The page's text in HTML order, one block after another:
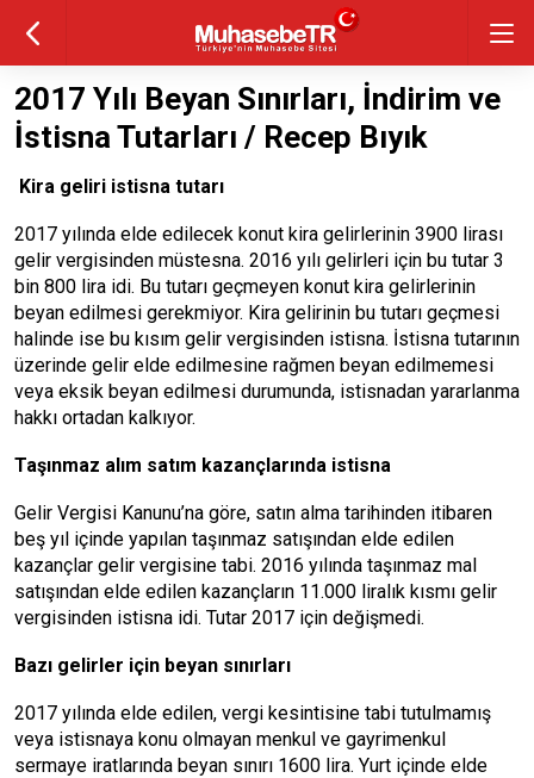
2017 Yılı Beyan Sınırları, İndirim ve
İstisna Tutarları / Recep Bıyık
Kira geliri istisna tutarı
2017 yılında elde edilecek konut kira gelirlerinin 3900 lirası
gelir vergisinden müstesna. 2016 yılı gelirleri için bu tutar 3
bin 800 lira idi. Bu tutarı geçmeyen konut kira gelirlerinin
beyan edilmesi gerekmiyor. Kira gelirinin bu tutarı geçmesi
halinde ise bu kısım gelir vergisinden istisna. İstisna tutarının
üzerinde gelir elde edilmesine rağmen beyan edilmemesi
veya eksik beyan edilmesi durumunda, istisnadan yararlanma
hakkı ortadan kalkıyor.
Taşınmaz alım satım kazançlarında istisna
Gelir Vergisi Kanunu’na göre, satın alma tarihinden itibaren
beş yıl içinde yapılan taşınmaz satışından elde edilen
kazançlar gelir vergisine tabi. 2016 yılında taşınmaz mal
satışından elde edilen kazançların 11.000 liralık kısmı gelir
vergisinden istisna idi. Tutar 2017 için değişmedi.
Bazı gelirler için beyan sınırları
2017 yılında elde edilen, vergi kesintisine tabi tutulmamış
veya istisnaya konu olmayan menkul ve gayrimenkul
sermaye iratlarında beyan sınırı 1600 lira. Yurt içinde elde